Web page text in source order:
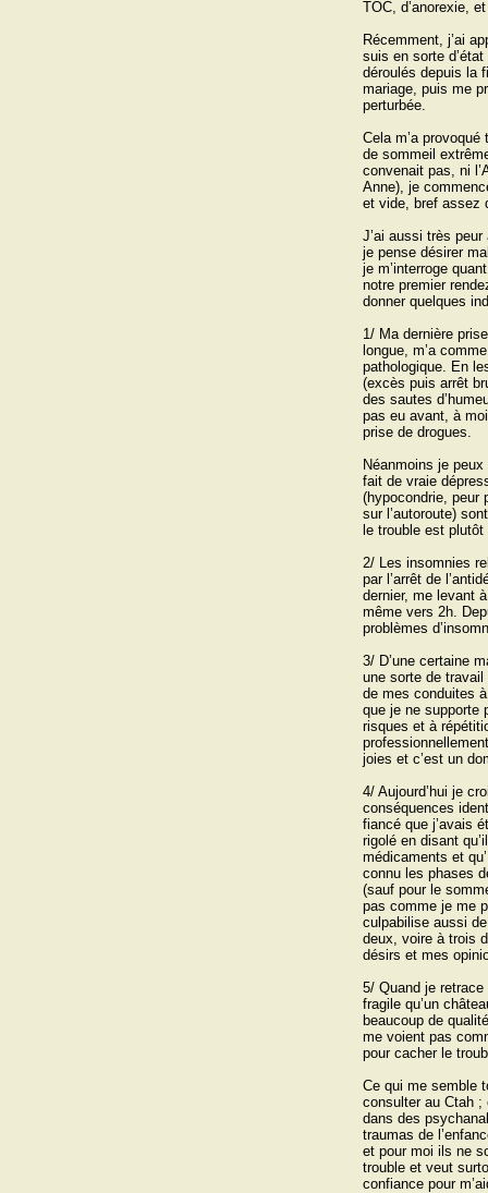
TOC, d’anorexie,
Récemment, j’ai
suis en sorte
déroulés depuis la
mariage, puis me
perturbée.
Cela m’a
de sommeil
convenait pas, ni
Anne), je
et vide, bref assez
J’ai aussi très
je pense désirer
je m’interroge
notre premier
donner quelques
1/ Ma dernière
longue, m’a
pathologique. En
(excès puis arrêt
des sautes
pas eu avant, à
prise de drogues.
Néanmoins je
fait de vraie
(hypocondrie, peur
sur l’autoroute)
le trouble est
2/ Les insomnies
par l’arrêt de
dernier, me levant
même vers 2h.
problèmes
3/ D’une certaine
une sorte de
de mes conduites
que je ne supporte
risques et à
joies et c’est un
4/ Aujourd’hui je
conséquences
fiancé que j’avais
rigolé en disant
médicaments et
connu les phases
(sauf pour le
pas comme je me
culpabilise aussi
deux, voire à trois
désirs et mes
5/ Quand je
fragile qu’un
beaucoup de
me voient pas
pour cacher le
Ce qui me semble
consulter au Ctah ;
dans des
traumas de
et pour moi ils ne
trouble et veut
confiance pour